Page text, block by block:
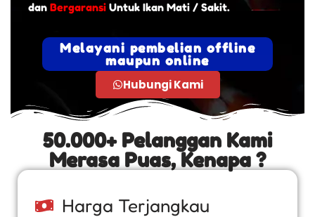
dan Bergaransi Untuk Ikan Mati / Sakit.
Melayani pembelian offline
maupun online
Hubungi Kami
50.000+ Pelanggan Kami
Merasa Puas, Kenapa ?
Harga Terjangkau